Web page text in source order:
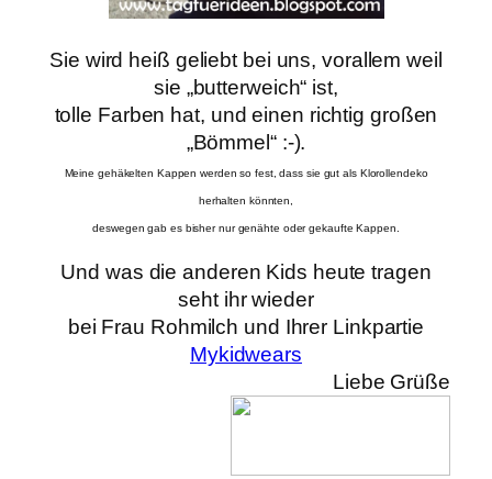
Sie wird heiß geliebt bei uns, vorallem weil
sie „butterweich“ ist,
tolle Farben hat, und einen richtig großen
„Bömmel“ :-).
Meine gehäkelten Kappen werden so fest, dass sie gut als Klorollendeko
herhalten könnten,
deswegen gab es bisher nur genähte oder gekaufte Kappen.
Und was die anderen Kids heute tragen
seht ihr wieder
bei Frau Rohmilch und Ihrer Linkpartie
Mykidwears
Liebe Grüße